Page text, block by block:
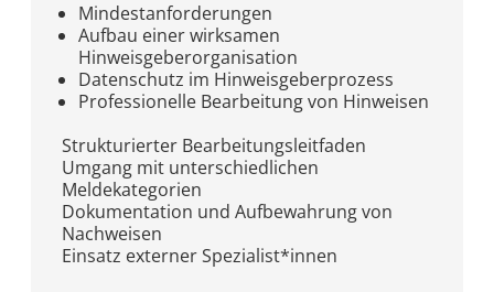
Mindestanforderungen
Aufbau einer wirksamen
Hinweisgeberorganisation
Datenschutz im Hinweisgeberprozess
Professionelle Bearbeitung von Hinweisen
Strukturierter Bearbeitungsleitfaden
Umgang mit unterschiedlichen
Meldekategorien
Dokumentation und Aufbewahrung von
Nachweisen
Einsatz externer Spezialist*innen